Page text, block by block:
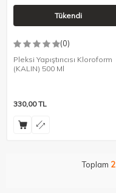
Tükendi
(0)
Pleksi Yapıştırıcısı Kloroform
(KALIN) 500 Ml
330,00TL
Toplam 2